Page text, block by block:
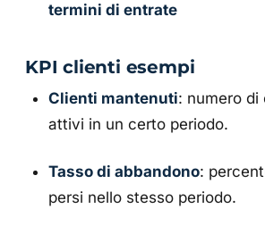
termini di entrate
KPI clienti esempi
Clienti mantenuti: numero di
attivi in un certo periodo.
Tasso di abbandono:
persi nello stesso periodo.